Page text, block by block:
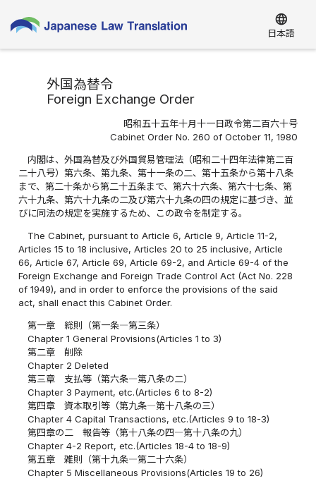
language
日本語
外国為替令
Foreign Exchange Order
昭和五十五年十月十一日政令第二百六十号
Cabinet Order No. 260 of October 11, 1980
内閣は、外国為替及び外国貿易管理法（昭和二十四年法律第二百
二十八号）第六条、第九条、第十一条の二、第十五条から第十八条
まで、第二十条から第二十五条まで、第六十六条、第六十七条、第
六十九条、第六十九条の二及び第六十九条の四の規定に基づき、並
びに同法の規定を実施するため、この政令を制定する。
The Cabinet, pursuant to Article 6, Article 9, Article 11-2,
Articles 15 to 18 inclusive, Articles 20 to 25 inclusive, Article
66, Article 67, Article 69, Article 69-2, and Article 69-4 of the
Foreign Exchange and Foreign Trade Control Act (Act No. 228
of 1949), and in order to enforce the provisions of the said
act, shall enact this Cabinet Order.
第一章 総則（第一条―第三条）
Chapter 1 General Provisions(Articles 1 to 3)
第二章 削除
Chapter 2 Deleted
第三章 支払等（第六条―第八条の二）
Chapter 3 Payment, etc.(Articles 6 to 8-2)
第四章 資本取引等（第九条―第十八条の三）
Chapter 4 Capital Transactions, etc.(Articles 9 to 18-3)
第四章の二 報告等（第十八条の四―第十八条の九）
Chapter 4-2 Report, etc.(Articles 18-4 to 18-9)
第五章 雑則（第十九条―第二十六条）
Chapter 5 Miscellaneous Provisions(Articles 19 to 26)